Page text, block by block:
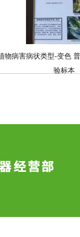
物病害病状类型-变色
验标本